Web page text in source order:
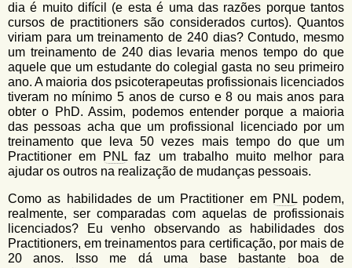
dia é muito difícil (e esta é uma das razões porque tantos
cursos de practitioners são considerados curtos). Quantos
viriam para um treinamento de 240 dias? Contudo, mesmo
um treinamento de 240 dias levaria menos tempo do que
aquele que um estudante do colegial gasta no seu primeiro
ano. A maioria dos psicoterapeutas profissionais licenciados
tiveram no mínimo 5 anos de curso e 8 ou mais anos para
obter o PhD. Assim, podemos entender porque a maioria
das pessoas acha que um profissional licenciado por um
treinamento que leva 50 vezes mais tempo do que um
Practitioner em
PNL faz um trabalho muito melhor para
ajudar os outros na realização de mudanças pessoais.
Como as habilidades de um Practitioner em PNLpodem,
realmente, ser comparadas com aquelas de profissionais
licenciados? Eu venho observando as habilidades dos
Practitioners, em treinamentos para certificação, por mais de
20 anos. Isso me dá uma base bastante boa de